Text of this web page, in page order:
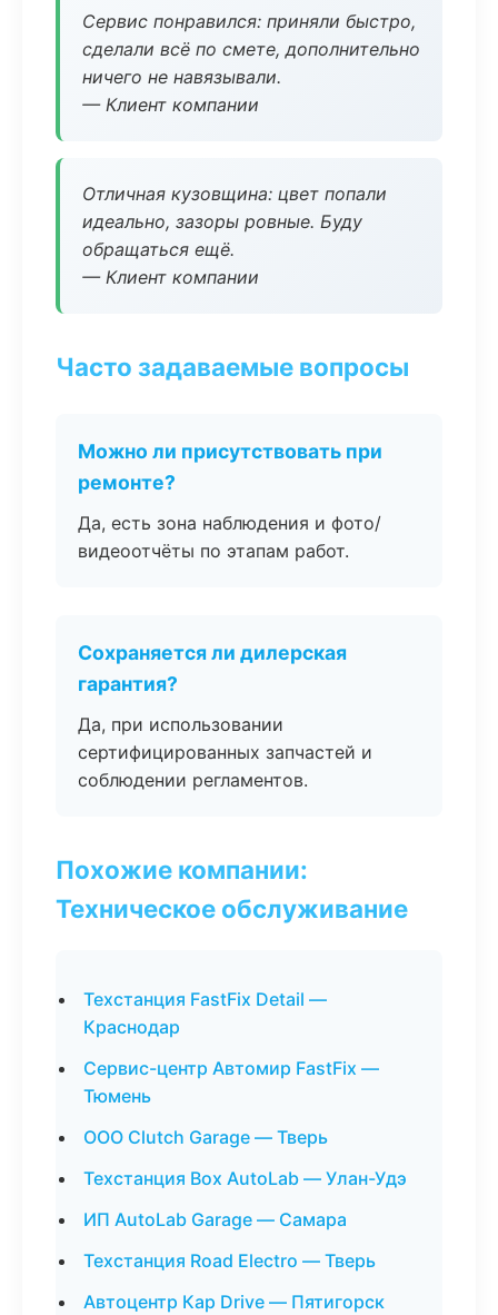
Сервис понравился: приняли быстро,
сделали всё по смете, дополнительно
ничего не навязывали.
— Клиент компании
Отличная кузовщина: цвет попали
идеально, зазоры ровные. Буду
обращаться ещё.
— Клиент компании
Часто задаваемые вопросы
Можно ли присутствовать при
ремонте?
Да, есть зона наблюдения и фото/
видеоотчёты по этапам работ.
Сохраняется ли дилерская
гарантия?
Да, при использовании
сертифицированных запчастей и
соблюдении регламентов.
Похожие компании:
Техническое обслуживание
Техстанция FastFix Detail —
Краснодар
Сервис-центр Автомир FastFix —
Тюмень
ООО Clutch Garage — Тверь
Техстанция Box AutoLab — Улан-Удэ
ИП AutoLab Garage — Самара
Техстанция Road Electro — Тверь
Автоцентр Кар Drive — Пятигорск